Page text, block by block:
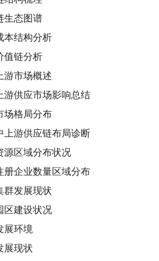
生态图谱
本结构分析
值链分析
游市场概述
游供应市场影响总结
场格局分布
上游供应链布局诊断
源区域分布状况
册企业数量区域分布
群发展现状
区建设状况
展环境
展现状